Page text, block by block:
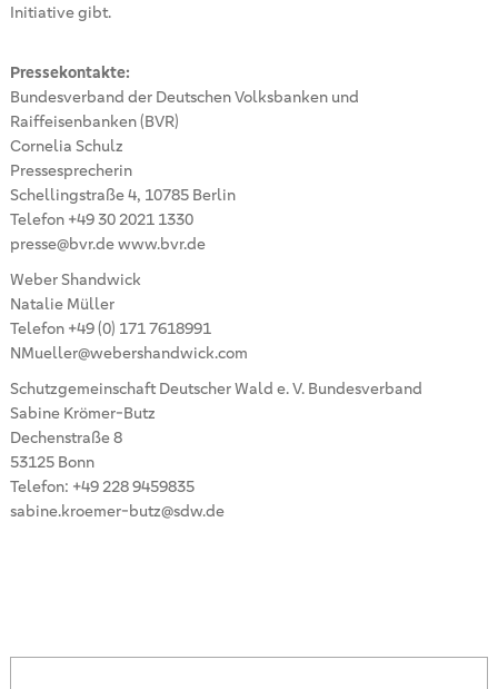
Initiative gibt.
Pressekontakte:
Bundesverband der Deutschen Volksbanken und
Raiffeisenbanken (BVR)
Cornelia Schulz
Pressesprecherin
Schellingstraße 4, 10785 Berlin
Telefon +49 30 2021 1330
presse@bvr.de www.bvr.de
Weber Shandwick
Natalie Müller
Telefon +49 (0) 171 7618991
NMueller@webershandwick.com
Schutzgemeinschaft Deutscher Wald e. V. Bundesverband
Sabine Krömer-Butz
Dechenstraße 8
53125 Bonn
Telefon: +49 228 9459835
sabine.kroemer-butz@sdw.de